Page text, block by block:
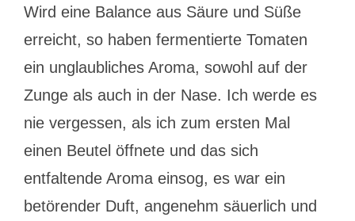
Wird eine Balance aus Säure und Süße
erreicht, so haben fermentierte Tomaten
ein unglaubliches Aroma, sowohl auf der
Zunge als auch in der Nase. Ich werde es
nie vergessen, als ich zum ersten Mal
einen Beutel öffnete und das sich
entfaltende Aroma einsog, es war ein
betörender Duft, angenehm säuerlich und